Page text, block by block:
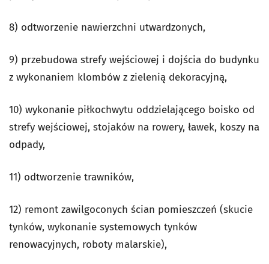
8) odtworzenie nawierzchni utwardzonych,
9) przebudowa strefy wejściowej i dojścia do budynku
z wykonaniem klombów z zielenią dekoracyjną,
10) wykonanie piłkochwytu oddzielającego boisko od
strefy wejściowej, stojaków na rowery, ławek, koszy na
odpady,
11) odtworzenie trawników,
12) remont zawilgoconych ścian pomieszczeń (skucie
tynków, wykonanie systemowych tynków
renowacyjnych, roboty malarskie),